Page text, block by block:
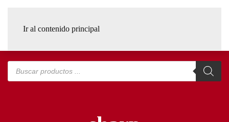
Ir al contenido principal
Búsqueda
productos